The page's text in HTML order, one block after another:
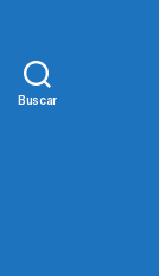
Buscar